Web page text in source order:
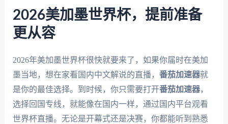
2026美加墨世界杯，提前准备
更从容
2026年美加墨世界杯很快就要来了，如果你届时在美加
墨当地，想在家看国内中文解说的直播， 番茄加速器就
是你的最佳选择。到时候，你只需要打开番茄加速器，
选择回国专线，就能像在国内一样，通过国内平台观看
世界杯直播。无论是开幕式还是决赛，你都能听到熟悉